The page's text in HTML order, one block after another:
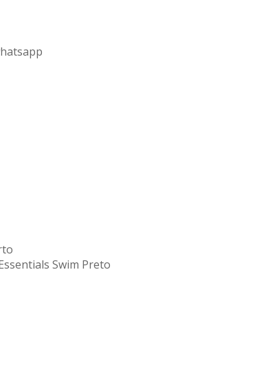
Swim Preto